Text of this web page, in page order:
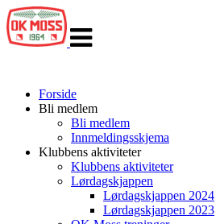
navigasjon
Forside
Bli medlem
Bli medlem
Innmeldingsskjema
Klubbens aktiviteter
Klubbens aktiviteter
Lørdagskjappen
Lørdagskjappen 2024
Lørdagskjappen 2023